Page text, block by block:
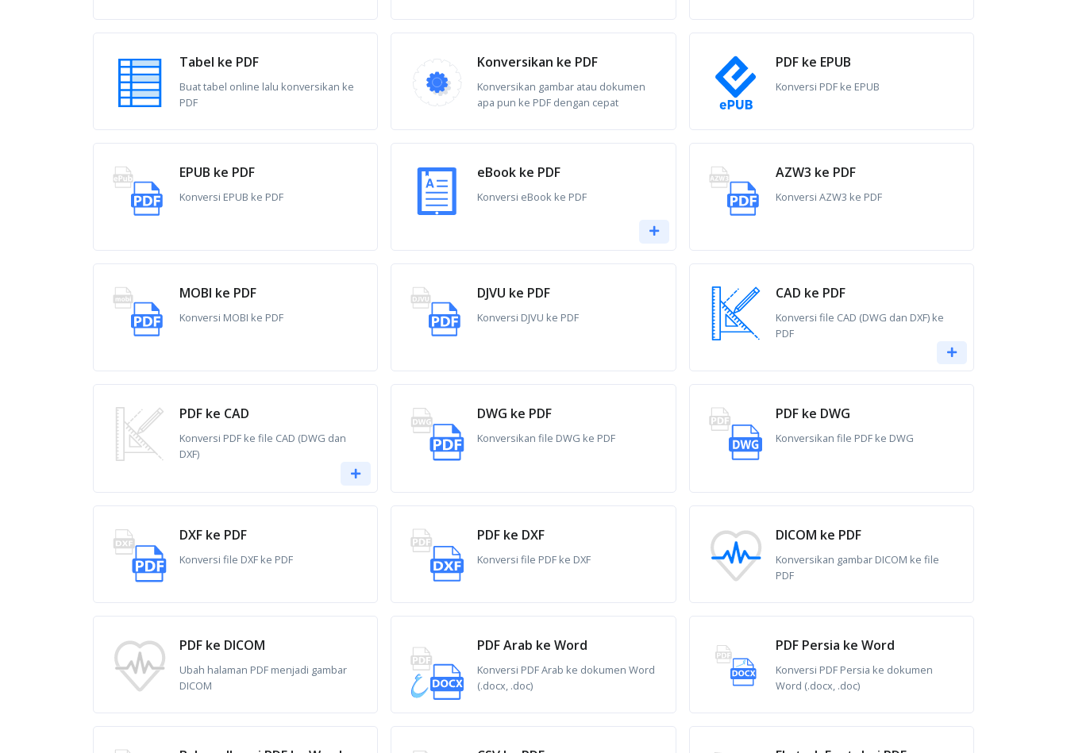
Tabel ke PDF
Buat tabel online lalu konversikan ke
PDF
Konversikan ke PDF
Konversikan gambar atau dokumen
apa pun ke PDF dengan cepat
PDF ke EPUB
Konversi PDF ke EPUB
EPUB ke PDF
Konversi EPUB ke PDF
eBook ke PDF
Konversi eBook ke PDF
AZW3 ke PDF
Konversi AZW3 ke PDF
MOBI ke PDF
Konversi MOBI ke PDF
DJVU ke PDF
Konversi DJVU ke PDF
CAD ke PDF
Konversi file CAD (DWG dan DXF) ke
PDF
PDF ke CAD
Konversi PDF ke file CAD (DWG dan
DXF)
DWG ke PDF
Konversikan file DWG ke PDF
PDF ke DWG
Konversikan file PDF ke DWG
DXF ke PDF
Konversi file DXF ke PDF
PDF ke DXF
Konversi file PDF ke DXF
DICOM ke PDF
Konversikan gambar DICOM ke file
PDF
PDF ke DICOM
Ubah halaman PDF menjadi gambar
DICOM
PDF Arab ke Word
Konversi PDF Arab ke dokumen Word
(.docx, .doc)
PDF Persia ke Word
Konversi PDF Persia ke dokumen
Word (.docx, .doc)